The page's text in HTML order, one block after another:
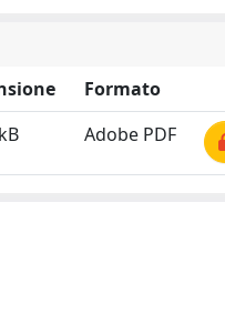
Formato
Adobe PDF